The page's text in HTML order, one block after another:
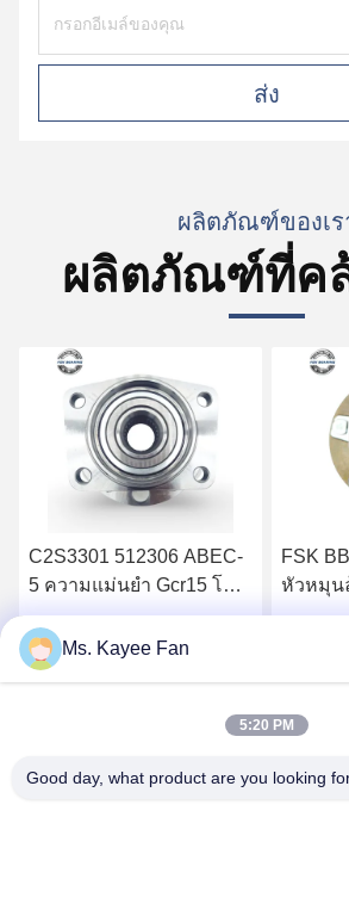
ส่ง
ผลิตภัณฑ์ของเร
ผลิตภัณฑ์ที่ค
512306 ABEC-
ม่นยํา Gcr15 โค
เลส สองแถวล้อ
รทุกสําหรับ
TYPE X400 02-
ราคาที่ดีที่สุด
FSK BB030003-
หัวหมุนล้อด้านหลั
หมุนมีแถวสอง
Ms. Kayee Fan
5:20 PM
Good day, what product are you looking